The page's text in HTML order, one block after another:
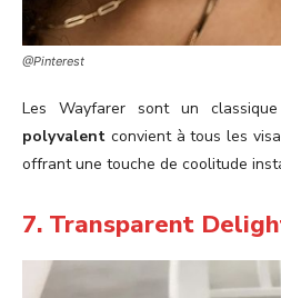
@Pinterest
Les Wayfarer sont un
polyvalent convient à tous les
offrant une touche de coolitude
7. Transparent